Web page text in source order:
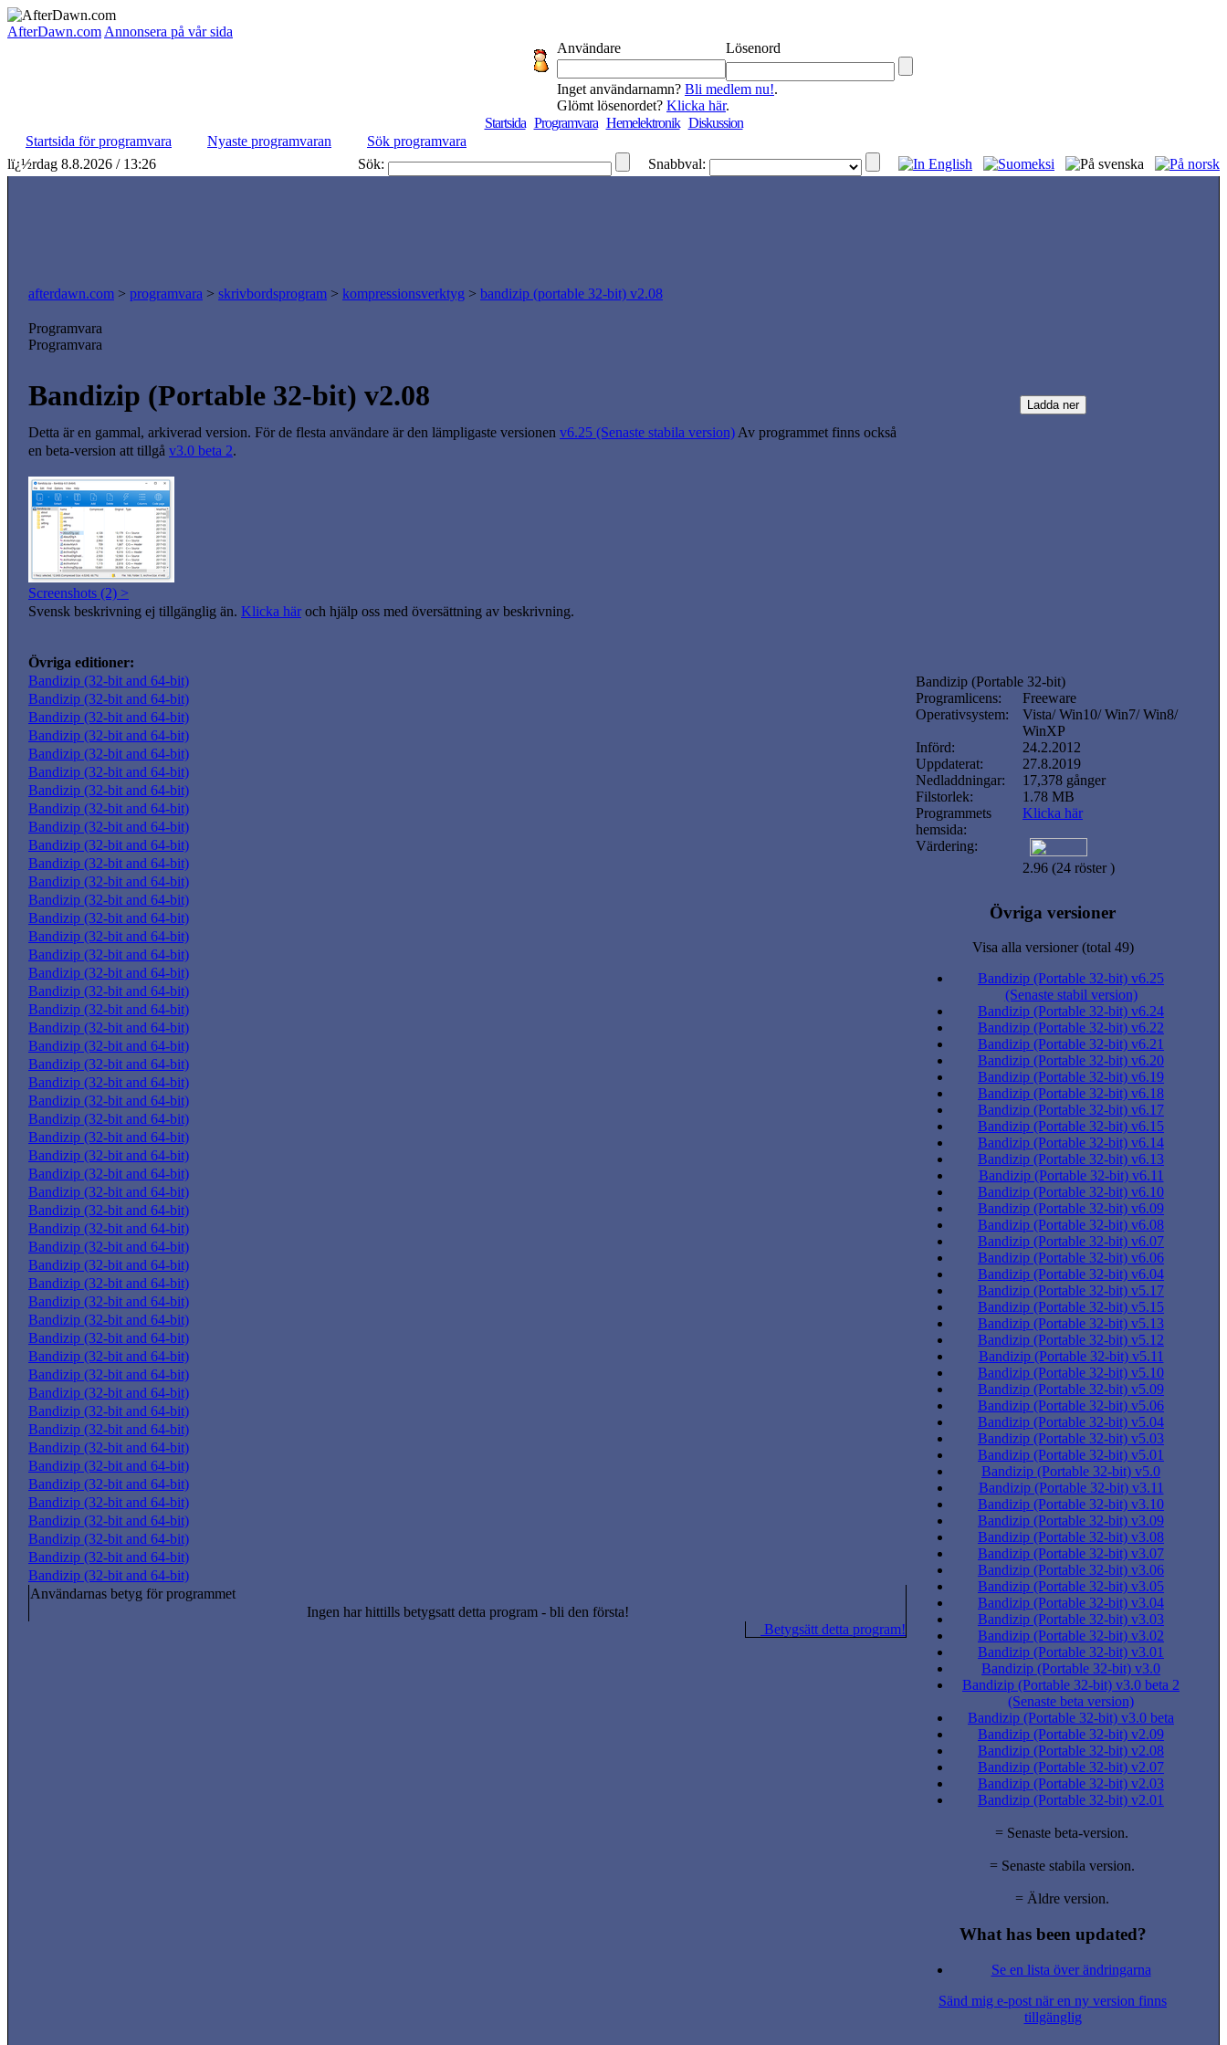
AfterDawn.com Annonsera på vår sida
Användare
Lösenord
Inget användarnamn? Bli medlem nu!.
Glömt lösenordet? Klicka här.
Startsida Programvara Hemelektronik Diskussion
Startsida för programvara
Nyaste programvaran
Sök programvara
lï¿½rdag 8.8.2026 / 13:26
Sök: Snabbval:
afterdawn.com > programvara > skrivbordsprogram > kompressionsverktyg > bandizip (portable 32-bit) v2.08
Programvara
Programvara
Bandizip (Portable 32-bit) v2.08
Detta är en gammal, arkiverad version. För de flesta användare är den lämpligaste versionen v6.25 (Senaste stabila version)Av programmet finns också
en beta-version att tillgå v3.0 beta 2.
Screenshots (2) >
Svensk beskrivning ej tillgänglig än. Klicka här och hjälp oss med översättning av beskrivning.
Övriga editioner:
Bandizip (32-bit and 64-bit)
Bandizip (32-bit and 64-bit)
Bandizip (32-bit and 64-bit)
Bandizip (32-bit and 64-bit)
Bandizip (32-bit and 64-bit)
Bandizip (32-bit and 64-bit)
Bandizip (32-bit and 64-bit)
Bandizip (32-bit and 64-bit)
Bandizip (32-bit and 64-bit)
Bandizip (32-bit and 64-bit)
Bandizip (32-bit and 64-bit)
Bandizip (32-bit and 64-bit)
Bandizip (32-bit and 64-bit)
Bandizip (32-bit and 64-bit)
Bandizip (32-bit and 64-bit)
Bandizip (32-bit and 64-bit)
Bandizip (32-bit and 64-bit)
Bandizip (32-bit and 64-bit)
Bandizip (32-bit and 64-bit)
Bandizip (32-bit and 64-bit)
Bandizip (32-bit and 64-bit)
Bandizip (32-bit and 64-bit)
Bandizip (32-bit and 64-bit)
Bandizip (32-bit and 64-bit)
Bandizip (32-bit and 64-bit)
Bandizip (32-bit and 64-bit)
Bandizip (32-bit and 64-bit)
Bandizip (32-bit and 64-bit)
Bandizip (32-bit and 64-bit)
Bandizip (32-bit and 64-bit)
Bandizip (32-bit and 64-bit)
Bandizip (32-bit and 64-bit)
Bandizip (32-bit and 64-bit)
Bandizip (32-bit and 64-bit)
Bandizip (32-bit and 64-bit)
Bandizip (32-bit and 64-bit)
Bandizip (32-bit and 64-bit)
Bandizip (32-bit and 64-bit)
Bandizip (32-bit and 64-bit)
Bandizip (32-bit and 64-bit)
Bandizip (32-bit and 64-bit)
Bandizip (32-bit and 64-bit)
Bandizip (32-bit and 64-bit)
Bandizip (32-bit and 64-bit)
Bandizip (32-bit and 64-bit)
Bandizip (32-bit and 64-bit)
Bandizip (32-bit and 64-bit)
Bandizip (32-bit and 64-bit)
Bandizip (32-bit and 64-bit)
Bandizip (32-bit and 64-bit)
Bandizip (Portable 32-bit)
Programlicens:
Freeware
Operativsystem:
Vista/ Win10/ Win7/ Win8/
WinXP
Införd:
24.2.2012
Uppdaterat:
27.8.2019
Nedladdningar:
17,378 gånger
Filstorlek:
1.78 MB
Programmets
hemsida:
Klicka här
Värdering:
2.96 (24 röster )
Övriga versioner
Visa alla versioner (total 49)
Bandizip (Portable 32-bit) v6.25
(Senaste stabil version)
Bandizip (Portable 32-bit) v6.24
Bandizip (Portable 32-bit) v6.22
Bandizip (Portable 32-bit) v6.21
Bandizip (Portable 32-bit) v6.20
Bandizip (Portable 32-bit) v6.19
Bandizip (Portable 32-bit) v6.18
Bandizip (Portable 32-bit) v6.17
Bandizip (Portable 32-bit) v6.15
Bandizip (Portable 32-bit) v6.14
Bandizip (Portable 32-bit) v6.13
Bandizip (Portable 32-bit) v6.11
Bandizip (Portable 32-bit) v6.10
Bandizip (Portable 32-bit) v6.09
Bandizip (Portable 32-bit) v6.08
Bandizip (Portable 32-bit) v6.07
Bandizip (Portable 32-bit) v6.06
Bandizip (Portable 32-bit) v6.04
Bandizip (Portable 32-bit) v5.17
Bandizip (Portable 32-bit) v5.15
Bandizip (Portable 32-bit) v5.13
Bandizip (Portable 32-bit) v5.12
Bandizip (Portable 32-bit) v5.11
Bandizip (Portable 32-bit) v5.10
Bandizip (Portable 32-bit) v5.09
Bandizip (Portable 32-bit) v5.06
Bandizip (Portable 32-bit) v5.04
Bandizip (Portable 32-bit) v5.03
Bandizip (Portable 32-bit) v5.01
Bandizip (Portable 32-bit) v5.0
Bandizip (Portable 32-bit) v3.11
Bandizip (Portable 32-bit) v3.10
Bandizip (Portable 32-bit) v3.09
Bandizip (Portable 32-bit) v3.08
Bandizip (Portable 32-bit) v3.07
Bandizip (Portable 32-bit) v3.06
Bandizip (Portable 32-bit) v3.05
Bandizip (Portable 32-bit) v3.04
Bandizip (Portable 32-bit) v3.03
Bandizip (Portable 32-bit) v3.02
Bandizip (Portable 32-bit) v3.01
Bandizip (Portable 32-bit) v3.0
Bandizip (Portable 32-bit) v3.0 beta 2
(Senaste beta version)
Bandizip (Portable 32-bit) v3.0 beta
Bandizip (Portable 32-bit) v2.09
Bandizip (Portable 32-bit) v2.08
Bandizip (Portable 32-bit) v2.07
Bandizip (Portable 32-bit) v2.03
Bandizip (Portable 32-bit) v2.01
= Senaste beta-version.
= Senaste stabila version.
= Äldre version.
What has been updated?
Se en lista över ändringarna
Sänd mig e-post när en ny version finns
tillgänglig
Användarnas betyg för programmet
Ingen har hittills betygsatt detta program - bli den första!
Betygsätt detta program!